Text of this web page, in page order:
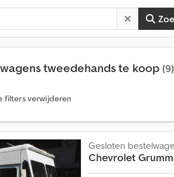
tweedehands te koop (9)
filters verwijderen
Gesloten
Chevrolet